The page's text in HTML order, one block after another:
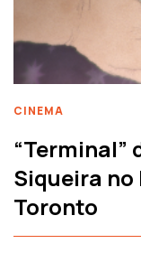
CINEMA
“Terminal”
Siqueira no
Toronto